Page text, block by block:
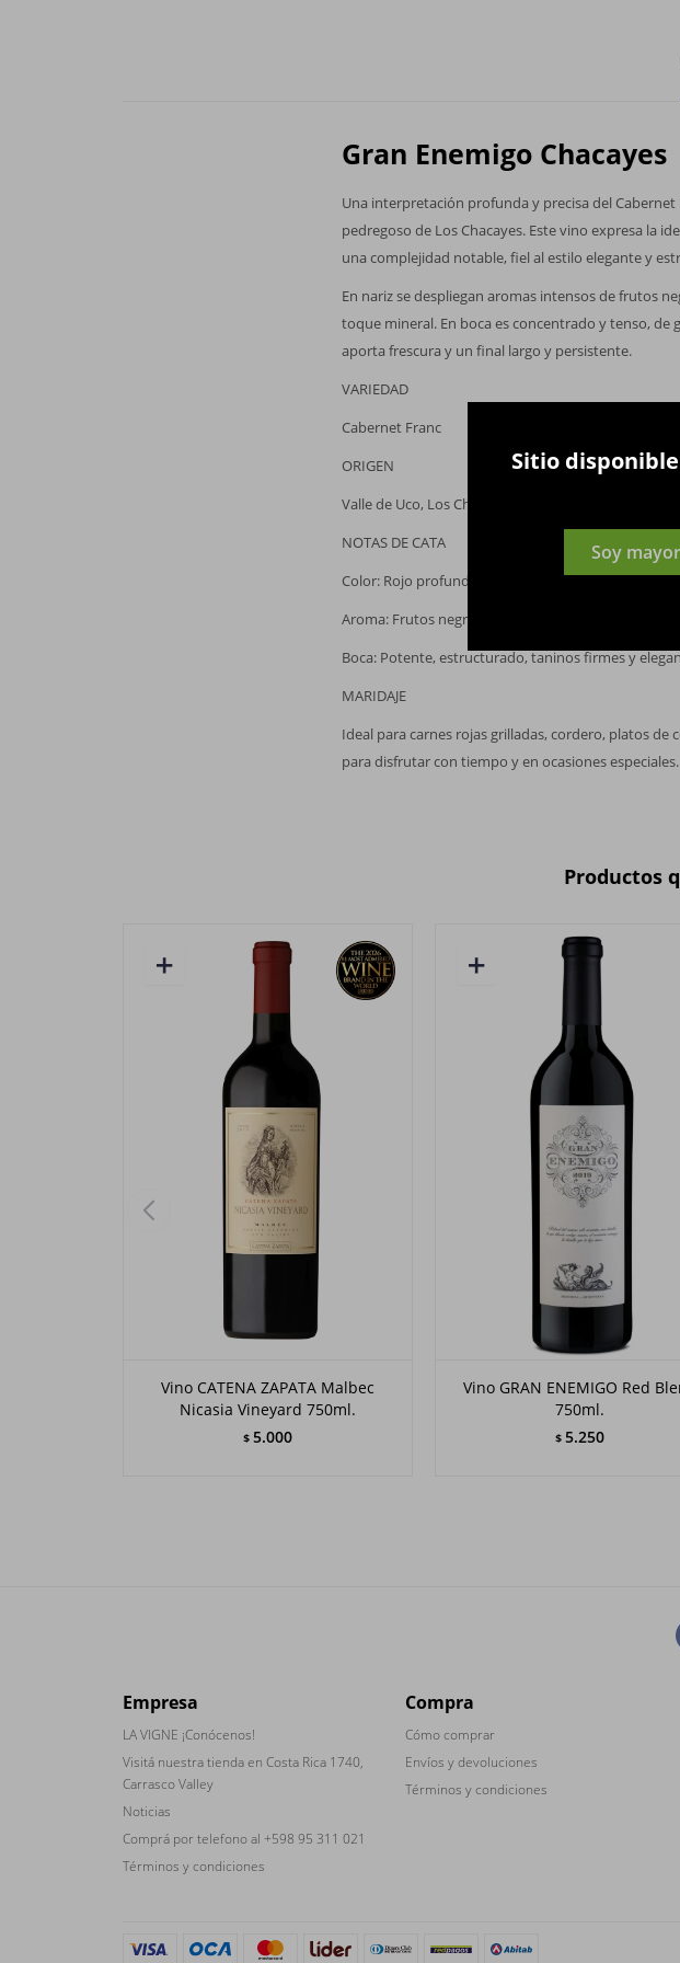
Sitio
Soy mayor
Gran Enemigo Chacayes
Una interpretación profunda y precisa del
pedregoso de Los Chacayes. Este vino expresa la
una complejidad notable, fiel al estilo elegante y
En nariz se despliegan aromas intensos de frutos
toque mineral. En boca es concentrado y tenso,
aporta frescura y un final largo y persistente.
VARIEDAD
Cabernet Franc
ORIGEN
Valle de Uco, Los Chacayes, Mendoza, Argentina
NOTAS DE CATA
Color: Rojo profundo con reflejos violáceos
Aroma: Frutos negros, violetas, hierbas frescas,
Boca: Potente, estructurado, taninos firmes y
MARIDAJE
Ideal para carnes rojas grilladas, cordero, platos
para disfrutar con tiempo y en ocasiones especiales.
Productos
Vino CATENA ZAPATA Malbec
Nicasia Vineyard 750ml.
$ 5.000
Vino GRAN ENEMIGO Red
750ml.
$ 5.250
Empresa
LA VIGNE ¡Conócenos!
Visitá nuestra tienda en Costa Rica 1740,
Carrasco Valley
Noticias
Comprá por telefono al +598 95 311 021
Términos y condiciones
Compra
Cómo comprar
Envíos y devoluciones
Términos y condiciones